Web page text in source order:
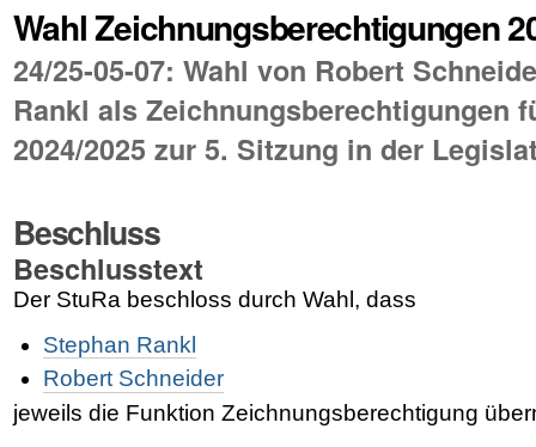
Wahl Zeichnungsberechtigungen
24/25-05-07: Wahl von Robert
Rankl als Zeichnungsberechtigungen
2024/2025 zur 5. Sitzung in der
Beschluss
Beschlusstext
Der StuRa beschloss durch Wahl, dass
Stephan Rankl
Robert Schneider
jeweils die Funktion Zeichnungsberechtigung